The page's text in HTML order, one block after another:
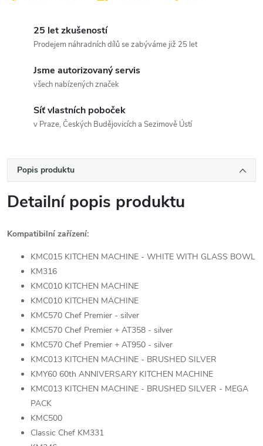
25 let zkušeností
Prodejem náhradních dílů se zabýváme již 25 let
Jsme autorizovaný servis
všech nabízených značek
Síť vlastních poboček
v Praze, Českých Budějovicích a Sezimově Ústí
Popis produktu
Detailní popis produktu
Kompatibilní zařízení:
KMC015 KITCHEN MACHINE - WHITE WITH GLASS BOWL
KM316
KMC010 KITCHEN MACHINE
KMC010 KITCHEN MACHINE
KMC570 Chef Premier - silver
KMC570 Chef Premier + AT358 - silver
KMC570 Chef Premier + AT950 - silver
KMC013 KITCHEN MACHINE - BRUSHED SILVER
KMY60 60th ANNIVERSARY KITCHEN MACHINE
KMC013 KITCHEN MACHINE - BRUSHED SILVER - MEGA
PACK
KMC500
Classic Chef KM331